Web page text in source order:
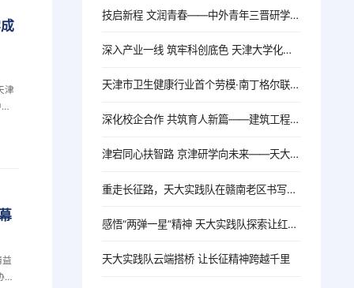
津
同
技启新程 文润青春——中外青年三晋研学读懂中国
深入产业一线 筑牢科创底色 天津大学化工学院赴江苏开展暑期实践
天津市卫生健康行业首个劳模·南丁格尔联建创新工作室成立
深化校企合作 共筑育人新篇——建筑工程学院赴武汉央企走访调研
津宕同心扶智路 京津研学向未来——天大资产公司2026年宕昌师生研学活动圆满结束
重走长征路，天大实践队在赣南老区书写青春答卷
感悟“两弹一星”精神 天大实践队探索让红色记忆在数字时代“活”起来
天大实践队云端搭桥 让长征精神跨越千里